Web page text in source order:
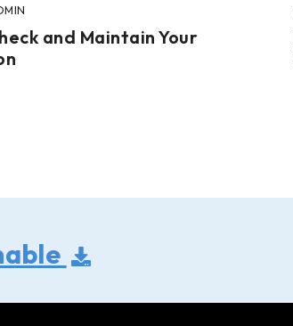
and Maintain Your